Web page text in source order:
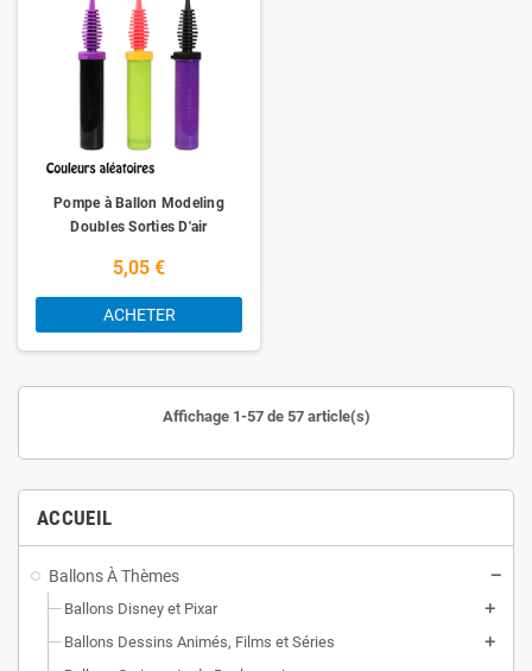
ACCUEIL
Ballons À Thèmes
Ballons Disney et Pixar
Ballons Dessins Animés, Films et Séries
Pompe à Ballon Modeling
Doubles Sorties D'air
5,05 €
ACHETER
Affichage 1-57 de 57 article(s)